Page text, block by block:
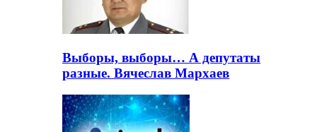
Выборы, выборы… А депутаты
разные. Вячеслав Мархаев